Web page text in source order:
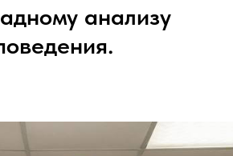
анализу